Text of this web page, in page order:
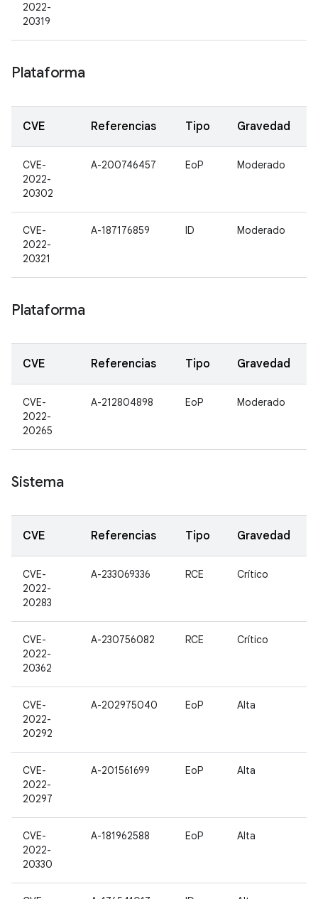
2022-
20319
Plataforma
CVE Referencias Tipo Gravedad
CVE-
2022-
20302
A-200746457 EoP Moderado
CVE-
2022-
20321
A-187176859 ID Moderado
Plataforma
CVE Referencias Tipo Gravedad
CVE-
2022-
20265
A-212804898 EoP Moderado
Sistema
CVE Referencias Tipo Gravedad
CVE-
2022-
20283
A-233069336 RCE Crítico
CVE-
2022-
20362
A-230756082 RCE Crítico
CVE-
2022-
20292
A-202975040 EoP Alta
CVE-
2022-
20297
A-201561699 EoP Alta
CVE-
2022-
20330
A-181962588 EoP Alta